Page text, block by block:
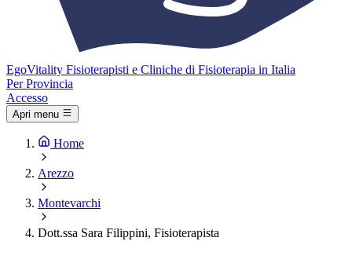
EgoVitality Fisioterapisti e Cliniche di Fisioterapia in Italia
Per Provincia
Accesso
Apri menu
Home
Arezzo
Montevarchi
Dott.ssa Sara Filippini, Fisioterapista